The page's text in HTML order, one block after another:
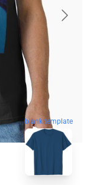
blank template